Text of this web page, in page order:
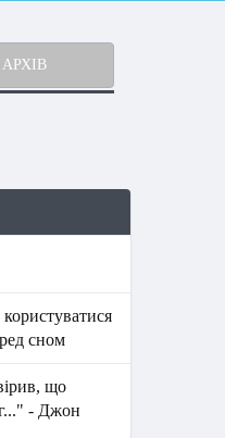
АРХІВ
сном
що
- Джон